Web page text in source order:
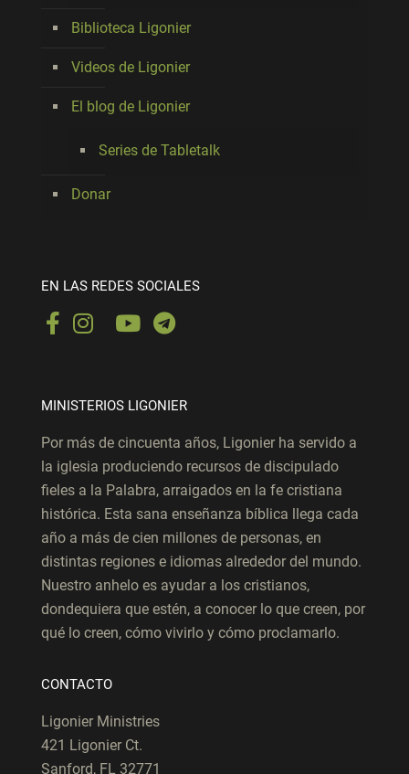
Biblioteca Ligonier
Videos de Ligonier
El blog de Ligonier
Series de Tabletalk
Donar
EN LAS REDES SOCIALES
MINISTERIOS LIGONIER
Por más de cincuenta años, Ligonier ha servido a
la iglesia produciendo recursos de discipulado
fieles a la Palabra, arraigados en la fe cristiana
histórica. Esta sana enseñanza bíblica llega cada
año a más de cien millones de personas, en
distintas regiones e idiomas alrededor del mundo.
Nuestro anhelo es ayudar a los cristianos,
dondequiera que estén, a conocer lo que creen, por
qué lo creen, cómo vivirlo y cómo proclamarlo.
CONTACTO
Ligonier Ministries
421 Ligonier Ct.
Sanford, FL 32771